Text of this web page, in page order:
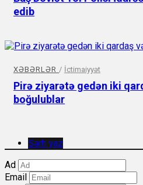
edib
XƏBƏRLƏR / İctimaiyyət
Pirə ziyarətə gedən iki
boğulublar
Şərh yaz
Ad
Email